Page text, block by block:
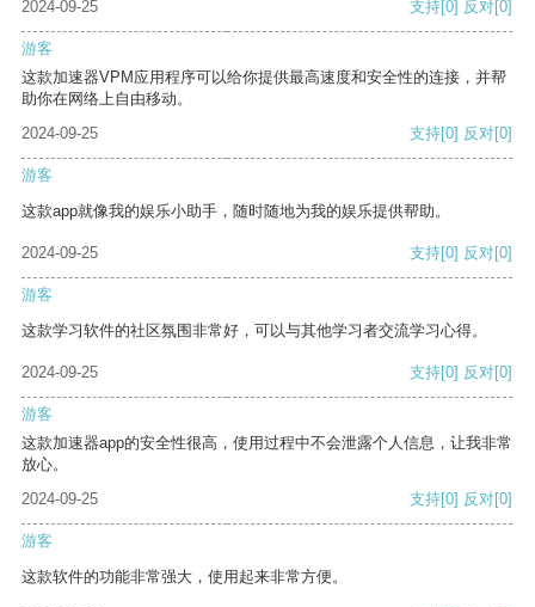
2024-09-25
支持[0] 反对[0]
游客
这款加速器VPM应用程序可以给你提供最高速度和安全性的连接，并帮
助你在网络上自由移动。
2024-09-25
支持[0] 反对[0]
游客
这款app就像我的娱乐小助手，随时随地为我的娱乐提供帮助。
2024-09-25 支持[0] 反对[0]
游客
这款学习软件的社区氛围非常好，可以与其他学习者交流学习心得。
2024-09-25 支持[0] 反对[0]
游客
这款加速器app的安全性很高，使用过程中不会泄露个人信息，让我非常
放心。
2024-09-25
支持[0] 反对[0]
游客
这款软件的功能非常强大，使用起来非常方便。